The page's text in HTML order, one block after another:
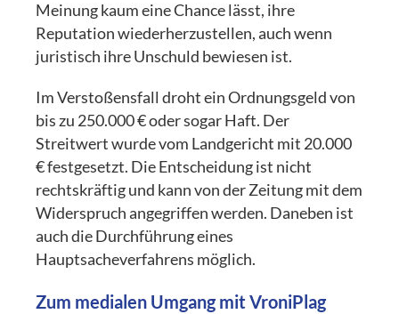
Meinung kaum eine Chance lässt, ihre
Reputation wiederherzustellen, auch wenn
juristisch ihre Unschuld bewiesen ist.
Im Verstoßensfall droht ein Ordnungsgeld von
bis zu 250.000 € oder sogar Haft. Der
Streitwert wurde vom Landgericht mit 20.000
€ festgesetzt. Die Entscheidung ist nicht
rechtskräftig und kann von der Zeitung mit dem
Widerspruch angegriffen werden. Daneben ist
auch die Durchführung eines
Hauptsacheverfahrens möglich.
Zum medialen Umgang mit VroniPlag